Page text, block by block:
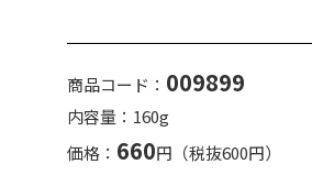
商品コード： 009899
内容量：160g
価格： 660円（税抜600円）